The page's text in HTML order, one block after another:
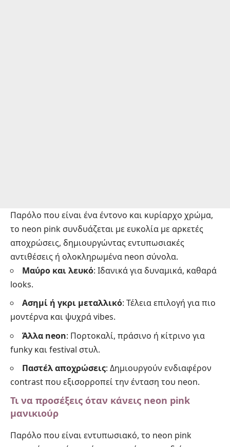
Παρόλο που είναι ένα έντονο και κυρίαρχο χρώμα,
το neon pink συνδυάζεται με ευκολία με αρκετές
αποχρώσεις, δημιουργώντας εντυπωσιακές
αντιθέσεις ή ολοκληρωμένα neon σύνολα.
Μαύρο και λευκό: Ιδανικά για δυναμικά, καθαρά
looks.
Ασημί ή γκρι μεταλλικό: Τέλεια επιλογή για πιο
μοντέρνα και ψυχρά vibes.
Άλλα neon: Πορτοκαλί, πράσινο ή κίτρινο για
funky και festival στυλ.
Παστέλ αποχρώσεις: Δημιουργούν ενδιαφέρον
contrast που εξισορροπεί την ένταση του neon.
Τι να προσέξεις όταν κάνεις neon pink
μανικιούρ
Παρόλο που είναι εντυπωσιακό, το neon pink